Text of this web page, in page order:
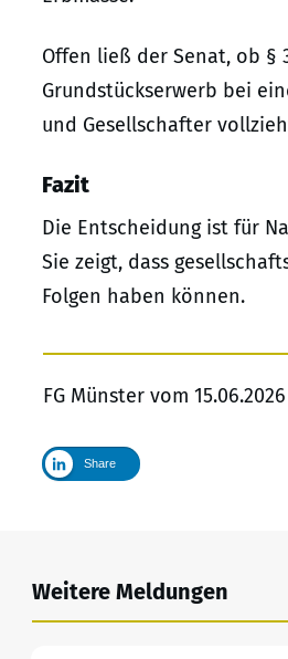
Offen ließ der Senat, ob §
Grundstückserwerb bei
und Gesellschafter
Fazit
Die Entscheidung ist für
Sie zeigt, dass
Folgen haben können.
FG Münster vom
Share
Weitere Meldungen